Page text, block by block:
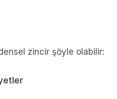
zincir şöyle olabilir: